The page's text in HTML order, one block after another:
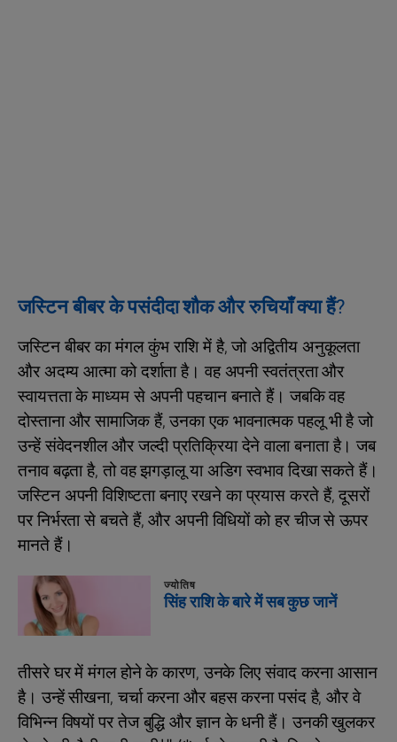
जस्टिन बीबर के पसंदीदा शौक और रुचियाँ क्या हैं?
जस्टिन बीबर का मंगल कुंभ राशि में है, जो अद्वितीय अनुकूलता
और अदम्य आत्मा को दर्शाता है। वह अपनी स्वतंत्रता और
स्वायत्तता के माध्यम से अपनी पहचान बनाते हैं। जबकि वह
दोस्ताना और सामाजिक हैं, उनका एक भावनात्मक पहलू भी है जो
उन्हें संवेदनशील और जल्दी प्रतिक्रिया देने वाला बनाता है। जब
तनाव बढ़ता है, तो वह झगड़ालू या अडिग स्वभाव दिखा सकते हैं।
जस्टिन अपनी विशिष्टता बनाए रखने का प्रयास करते हैं, दूसरों
पर निर्भरता से बचते हैं, और अपनी विधियों को हर चीज से ऊपर
मानते हैं।
ज्योतिष
सिंह राशि के बारे में सब कुछ जानें
तीसरे घर में मंगल होने के कारण, उनके लिए संवाद करना आसान
है। उन्हें सीखना, चर्चा करना और बहस करना पसंद है, और वे
विभिन्न विषयों पर तेज बुद्धि और ज्ञान के धनी हैं। उनकी खुलकर